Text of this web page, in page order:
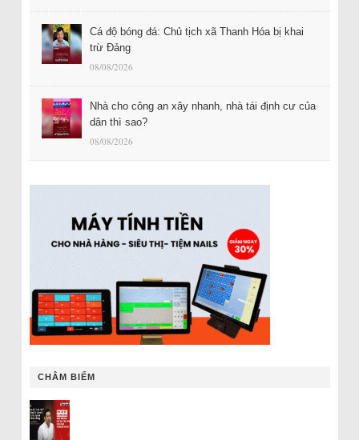
Cá độ bóng đá: Chủ tịch xã Thanh Hóa bị khai
trừ Đảng
08/08/2026
Nhà cho công an xây nhanh, nhà tái định cư của
dân thì sao?
08/08/2026
CHÂM BIẾM